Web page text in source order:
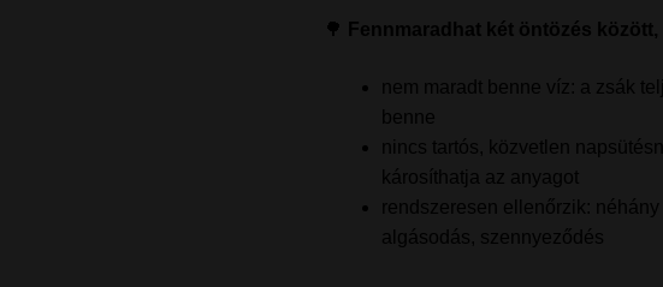
🌳 Fennmaradhat két öntözés
nem maradt benne víz: a zsák
benne
nincs tartós, közvetlen
károsíthatja az anyagot
rendszeresen ellenőrzik:
algásodás, szennyeződés